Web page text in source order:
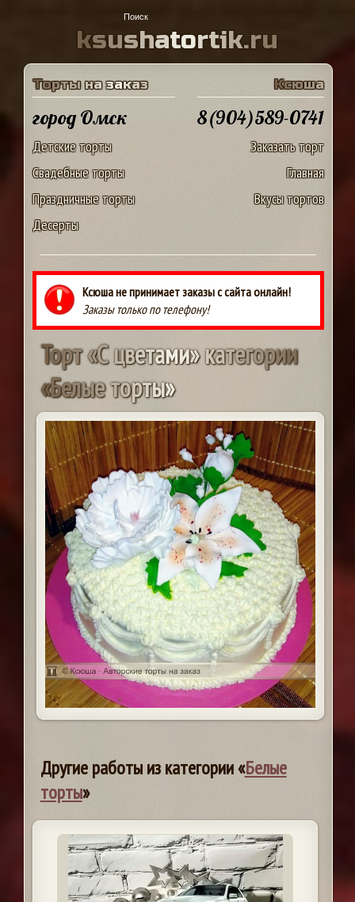
ksushatortik.ru
Торты на заказ
город Омск
Детские торты
Свадебные торты
Праздничные торты
Десерты
Ксюша
8(904)589-0741
Заказать торт
Главная
Вкусы тортов
Ксюша не принимает заказы с сайта онлайн!
Заказы только по телефону!
Торт«Сцветами»категории
«Белыеторты»
Другие работы из категории «Белые
торты»